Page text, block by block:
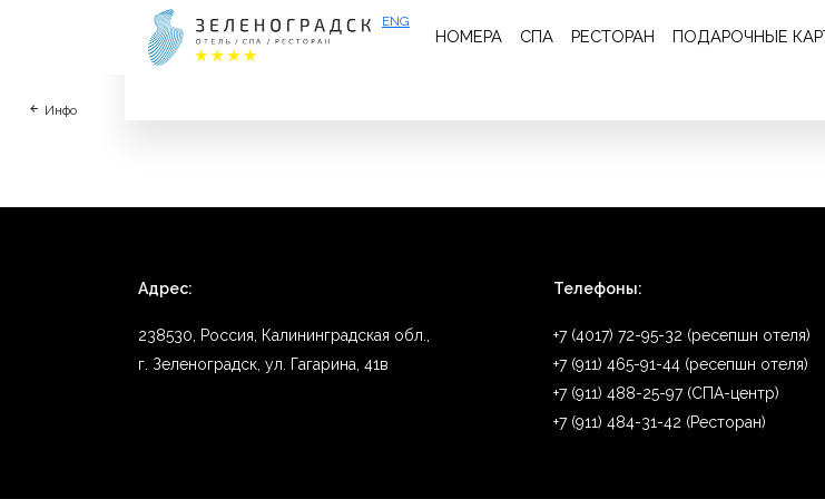
ENG
НОМЕРА СПА РЕСТОРАН ПОДАРОЧНЫЕ
Инфо
Отличный, красивый и функциональный номер. Приветливый персонал. Вкусные,
Адрес:
238530, Россия, Калининградская обл.,
г. Зеленоградск, ул. Гагарина, 41в
Телефоны:
+7 (4017) 72-95-32 (ресепшн отеля)
+7 (911) 465-91-44 (ресепшн отеля)
+7 (911) 488-25-97 (СПА-центр)
+7 (911) 484-31-42 (Ресторан)